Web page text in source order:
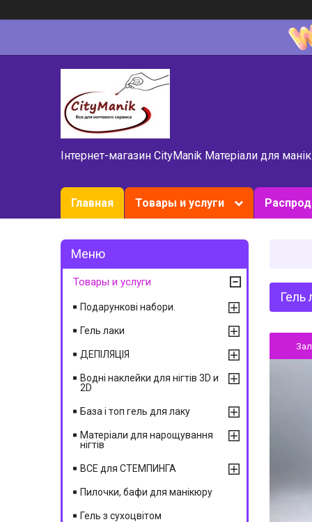
Інтернет-магазин CityManik Матеріали для
Главная Товары и услуги
Гель
Товары и услуги
Подарункові набори.
Гель лаки
ДЕПІЛЯЦІЯ
Водні наклейки для нігтів 3D и
2D
База і топ гель для лаку
Матеріали для нарощування
нігтів
ВСЕ для СТЕМПИНГА
Пилочки, бафи для манікюру
Гель з сухоцвітом